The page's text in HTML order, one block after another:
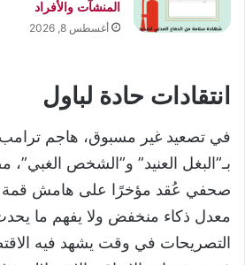
المنشآت والأفراد
أغسطس 8, 2026
انتقادات حادة لباول
في تصعيد غير مسبوق، هاجم ترامب
بـ”البغل العنيد” و”الشخص الغبي”،
صحفي عُقد مؤخرًا على هامش قمة
معدل ذكاء منخفض ولا يفهم ما
التصريحات في وقت يشهد فيه